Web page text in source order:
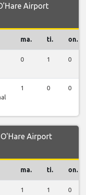
Airport
ma. ti. on.
0 1 0
1 0 0
Airport
ma. ti. on.
1 1 0